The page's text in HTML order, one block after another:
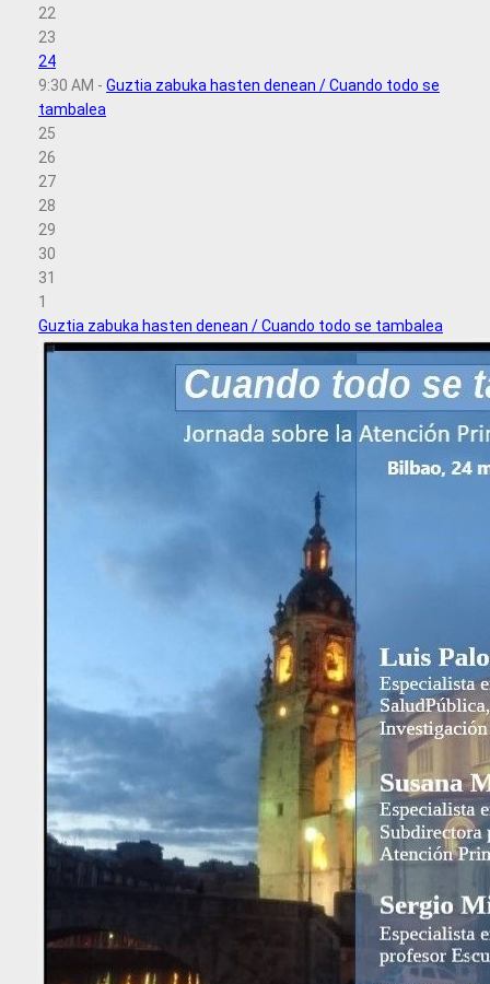
22
23
24
9:30 AM - Guztia zabuka hasten denean / Cuando todo se
tambalea
25
26
27
28
29
30
31
1
Guztia zabuka hasten denean / Cuando todo se tambalea